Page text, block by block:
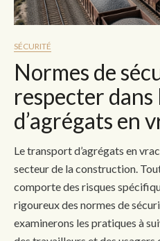
SÉCURITÉ
Normes de
respecter
d’agrégats en
Le transport d’agrégats en
secteur de la construction.
comporte des risques
rigoureux des normes de
examinerons les pratiques à